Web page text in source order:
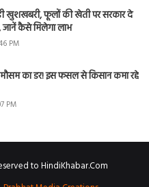
खुशखबरी, फूलों की खेती पर सरकार दे
जानें कैसे मिलेगा लाभ
PM
का डर! इस फसल से किसान कमा रहे
PM
to HindiKhabar.Com